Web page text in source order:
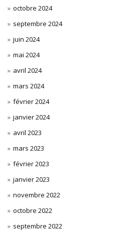
octobre 2024
septembre 2024
juin 2024
mai 2024
avril 2024
mars 2024
février 2024
janvier 2024
avril 2023
mars 2023
février 2023
janvier 2023
novembre 2022
octobre 2022
septembre 2022